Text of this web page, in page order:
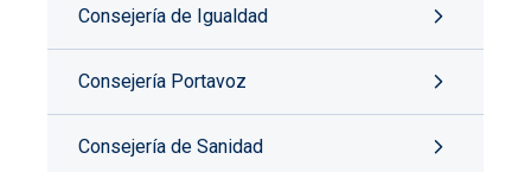
Consejería de Igualdad
Consejería Portavoz
Consejería de Sanidad